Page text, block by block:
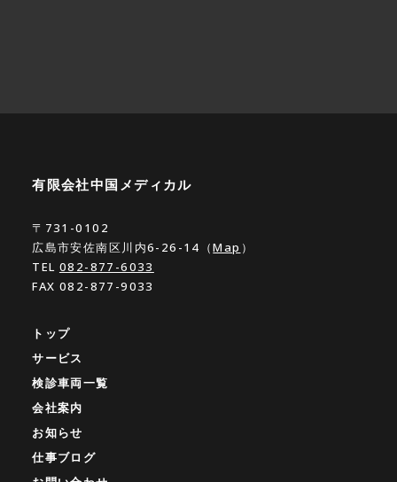
有限会社中国メディカル
〒731-0102
広島市安佐南区川内6-26-14（Map ）
TEL 082-877-6033
FAX 082-877-9033
トップ
サービス
検診車両一覧
会社案内
お知らせ
仕事ブログ